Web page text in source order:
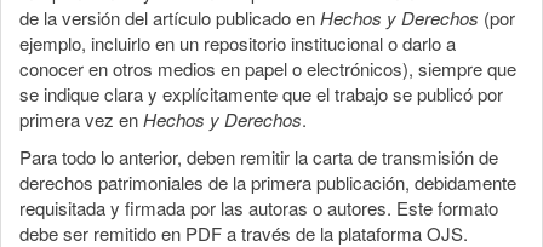
de la versión del artículo publicado enHechos y Derechos (por
ejemplo, incluirlo en un repositorio institucional o darlo a
conocer en otros medios en papel o electrónicos), siempre que
se indique clara y explícitamente que el trabajo se publicó por
primera vez enHechos y Derechos.
Para todo lo anterior, deben remitir la carta de transmisión de
derechos patrimoniales de la primera publicación, debidamente
requisitada y firmada por las autoras o autores. Este formato
debe ser remitido en PDF a través de la plataforma OJS.